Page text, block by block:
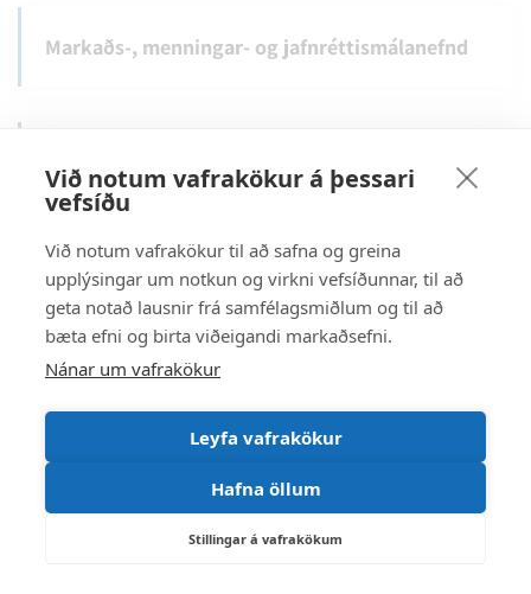
Við notum vafrakökur á þessari
vefsíðu
Við notum vafrakökur til að safna og greina
upplýsingar um notkun og virkni vefsíðunnar, til að
geta notað lausnir frá samfélagsmiðlum og til að
bæta efni og birta viðeigandi markaðsefni.
Nánar um vafrakökur
Leyfa vafrakökur
Hafna öllum
Stillingar á vafrakökum
Markaðs-, menningar- og jafnréttismálanefnd
Heilsu,- íþrótta- og tómstundanefnd
Ungmennaráð
Tónlistarskóli Rangæinga bs